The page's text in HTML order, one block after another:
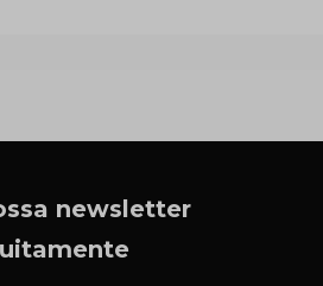
newsletter